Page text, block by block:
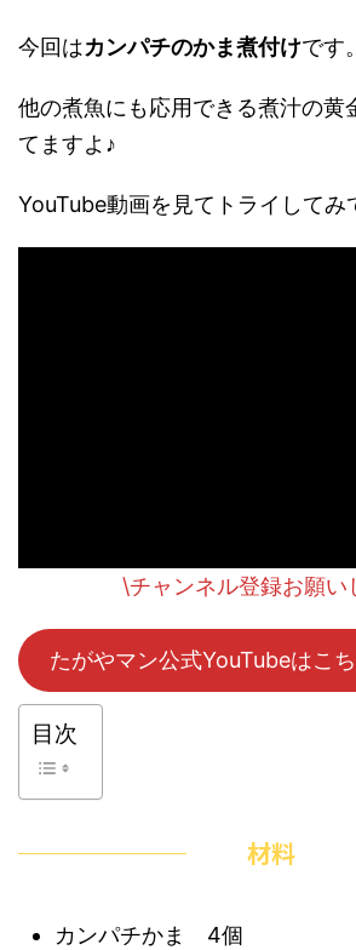
今回はカンパチのかま煮付けです。
他の煮魚にも応用できる煮汁の黄
てますよ♪
YouTube動画を見てトライしてみ
\チャンネル登録お願い
たがやマン公式YouTubeはこ
目次
材料
カンパチかま 4個